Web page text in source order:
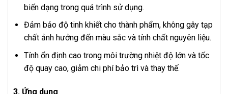
biến dạng trong quá trình sử dụng.
Đảm bảo độ tinh khiết cho thành phẩm, không gây tạp
chất ảnh hưởng đến màu sắc và tính chất nguyên liệu.
Tính ổn định cao trong môi trường nhiệt độ lớn và tốc
độ quay cao, giảm chi phí bảo trì và thay thế.
3. Ứng dụng